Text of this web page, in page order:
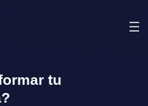
tu